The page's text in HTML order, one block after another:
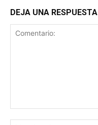
DEJA UNA RESPUESTA